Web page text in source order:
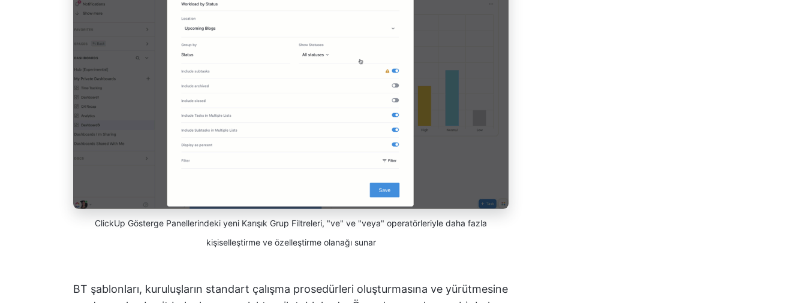
ClickUp Gösterge Panellerindeki yeni Karışık Grup Filtreleri, "ve" ve "veya" operatörleriyle daha fazla
kişiselleştirme ve özelleştirme olanağı sunar
BT şablonları, kuruluşların standart çalışma prosedürleri oluşturmasına ve yürütmesine